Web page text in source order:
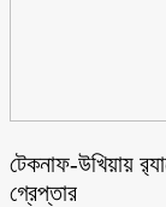
টেকনাফ-উখিয়ায়
গ্রেপ্তার